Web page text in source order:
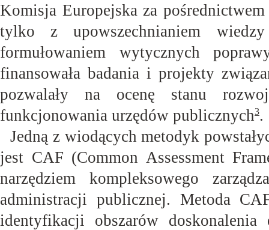
Komisja Europejska za
tylko z upowszechnianiem
formułowaniem wytycznych
finansowała badania i projekty
pozwalały na ocenę stanu
funkcjonowania urzędów publicznych3.
Jedną z wiodących metodyk
jest CAF (Common Assessment
narzędziem kompleksowego
administracji publicznej. Metoda
identyfikacji obszarów doskonalenia